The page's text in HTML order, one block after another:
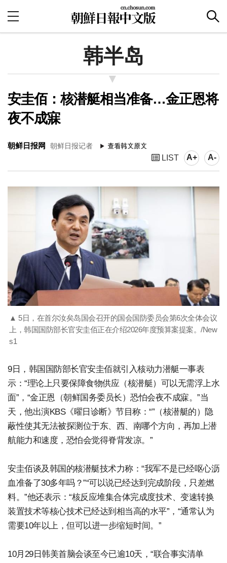
韩半岛
安圭佰：核潜艇相当准备…金正恩将
夜不成寐
朝鲜日报网 朝鲜日报记者
LIST A+ A-
▲ 5日，在首尔汝矣岛国会召开的国会国防委员会第6次全体会议
上，韩国国防部长官安圭佰正在介绍2026年度预算案提案。/New
s1
9日，韩国国防部长官安圭佰就引入核动力潜艇一事表
示：“理论上只要保障食物供应（核潜艇）可以无需浮上水
面”，“金正恩（朝鲜国务委员长）恐怕会夜不成寐。”当
天，他出演KBS《曜日诊断》节目称：“”（核潜艇的）隐
蔽性使其无法被探测位于东、西、南哪个方向，再加上潜
航能力和速度，恐怕会觉得脊背发凉。”
安圭佰谈及韩国的核潜艇技术力称：“我军不是已经呕心沥
血准备了30多年吗？”“可以说已经达到完成阶段，只差燃
料。”他还表示：“核反应堆集合体完成度技术、变速转换
装置技术等核心技术已经达到相当高的水平”，“通常认为
需要10年以上，但可以进一步缩短时间。”
10月29日韩美首脑会谈至今已逾10天，“联合事实清单